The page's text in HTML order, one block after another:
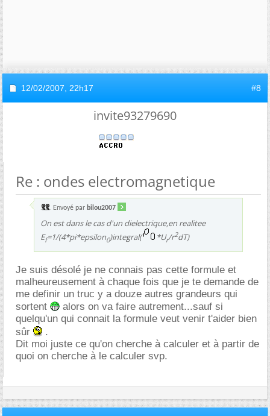
12/02/2007, 22h17 #8
invite93279690
Re : ondes electromagnetique
Envoyé par bilou2007
On est dans le cas d'un dielectrique,en realitee
Ef=1/(4*pi*epsilon0)integral( *Ur/r2dT)
Je suis désolé je ne connais pas cette formule et
malheureusement à chaque fois que je te demande de
me definir un truc y a douze autres grandeurs qui
sortent
alors on va faire autrement...sauf si
quelqu'un qui connait la formule veut venir t'aider bien
sûr
.
Dit moi juste ce qu'on cherche à calculer et à partir de
quoi on cherche à le calculer svp.